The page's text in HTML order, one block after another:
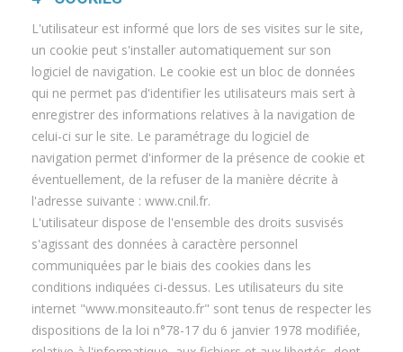
L'utilisateur est informé que lors de ses visites sur le site,
un cookie peut s'installer automatiquement sur son
logiciel de navigation. Le cookie est un bloc de données
qui ne permet pas d'identifier les utilisateurs mais sert à
enregistrer des informations relatives à la navigation de
celui-ci sur le site. Le paramétrage du logiciel de
navigation permet d'informer de la présence de cookie et
éventuellement, de la refuser de la manière décrite à
l'adresse suivante : www.cnil.fr.
L'utilisateur dispose de l'ensemble des droits susvisés
s'agissant des données à caractère personnel
communiquées par le biais des cookies dans les
conditions indiquées ci-dessus. Les utilisateurs du site
internet "www.monsiteauto.fr" sont tenus de respecter les
dispositions de la loi n°78-17 du 6 janvier 1978 modifiée,